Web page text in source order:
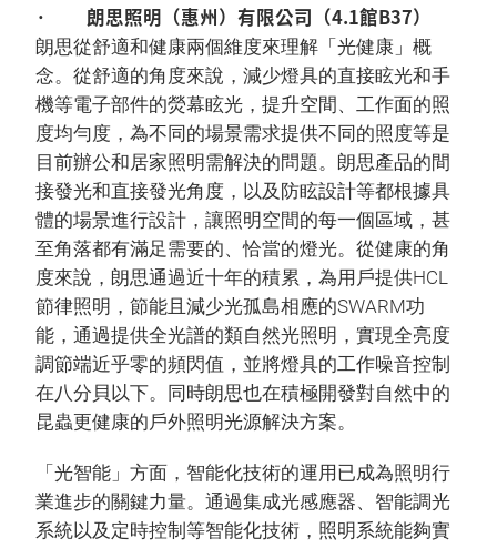
· 朗思照明（惠州）有限公司（4.1館B37）
朗思從舒適和健康兩個維度來理解「光健康」概
念。從舒適的角度來說，減少燈具的直接眩光和手
機等電子部件的熒幕眩光，提升空間、工作面的照
度均勻度，為不同的場景需求提供不同的照度等是
目前辦公和居家照明需解決的問題。朗思產品的間
接發光和直接發光角度，以及防眩設計等都根據具
體的場景進行設計，讓照明空間的每一個區域，甚
至角落都有滿足需要的、恰當的燈光。從健康的角
度來說，朗思通過近十年的積累，為用戶提供HCL
節律照明，節能且減少光孤島相應的SWARM功
能，通過提供全光譜的類自然光照明，實現全亮度
調節端近乎零的頻閃值，並將燈具的工作噪音控制
在八分貝以下。同時朗思也在積極開發對自然中的
昆蟲更健康的戶外照明光源解決方案。
「光智能」方面，智能化技術的運用已成為照明行
業進步的關鍵力量。通過集成光感應器、智能調光
系統以及定時控制等智能化技術，照明系統能夠實